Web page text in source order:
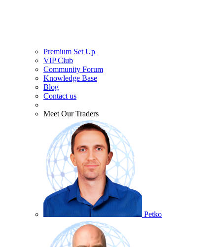
Premium Set Up
VIP Club
Community Forum
Knowledge Base
Blog
Contact us
Meet Our Traders
Petko